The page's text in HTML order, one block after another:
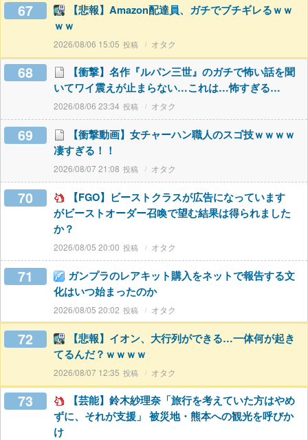
67
【悲報】Amazon配達員、ガチでブチギレるｗｗ
ｗｗ
2026/08/06 15:05 オタク
68
【衝撃】名作『ルパン三世』のガチで怖い話を聞
いてワイ震えが止まらない…これは…怖すぎる…
2026/08/06 23:34 オタク
69
【衝撃動画】女チャーハン職人のスゴ技ｗｗｗｗ
凄すぎる！！
2026/08/07 21:08 オタク
70
【FGO】ビーストクラスが広告になっています
がビーストオーダー召喚で望む結果は得られました
か？
2026/08/05 20:00 オタク
71
ガンプラのレアキット購入をネットで報告する文
化はいつ始まったのか
2026/08/05 20:02 オタク
72
【悲報】イオン、大行列ができる…一体何が起き
てるんだ？ｗｗｗｗ
2026/08/07 12:35 オタク
73
【芸能】鈴木紗理奈「旅行を考えていた方はやめ
ずに、それが支援」 被災地・熊本への観光を呼びか
け